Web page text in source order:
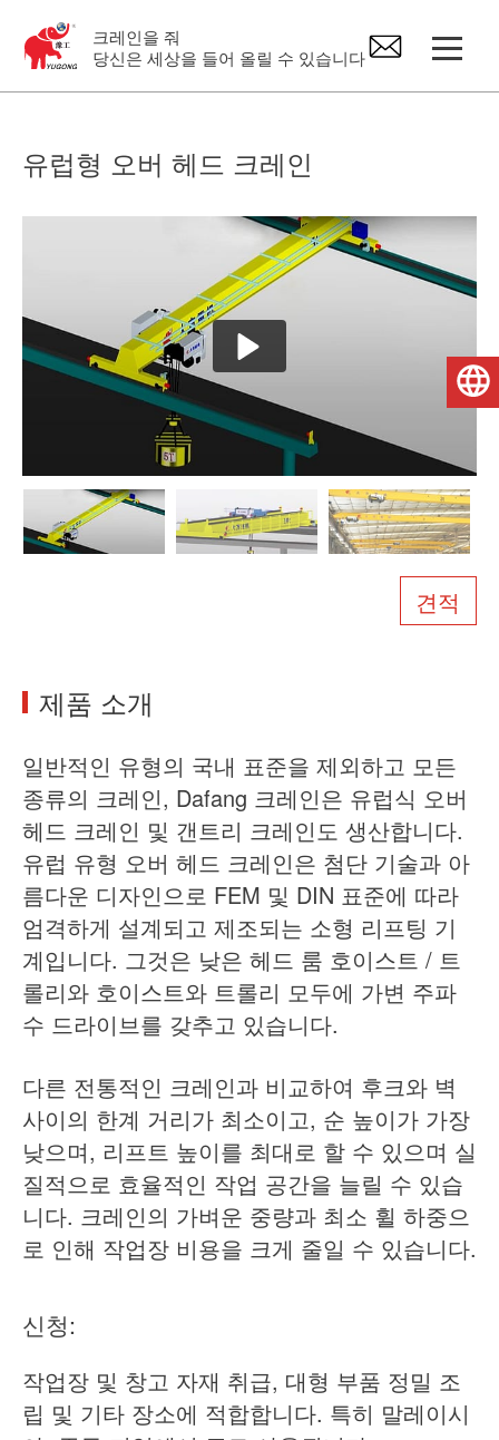
크레인을 줘
당신은 세상을 들어 올릴 수 있습니다
전기 호이스트
크레인 예비 부품
회사 소개
뉴스
유럽형 오버 헤드 크레인
견적
제품 소개
일반적인 유형의 국내 표준을 제외하고 모든
종류의 크레인, Dafang 크레인은 유럽식 오버
헤드 크레인 및 갠트리 크레인도 생산합니다.
유럽 유형 오버 헤드 크레인은 첨단 기술과 아
름다운 디자인으로 FEM 및 DIN 표준에 따라
엄격하게 설계되고 제조되는 소형 리프팅 기
계입니다. 그것은 낮은 헤드 룸 호이스트 / 트
롤리와 호이스트와 트롤리 모두에 가변 주파
수 드라이브를 갖추고 있습니다.
다른 전통적인 크레인과 비교하여 후크와 벽
사이의 한계 거리가 최소이고, 순 높이가 가장
낮으며, 리프트 높이를 최대로 할 수 있으며 실
질적으로 효율적인 작업 공간을 늘릴 수 있습
니다. 크레인의 가벼운 중량과 최소 휠 하중으
로 인해 작업장 비용을 크게 줄일 수 있습니다.
신청:
작업장 및 창고 자재 취급, 대형 부품 정밀 조
립 및 기타 장소에 적합합니다. 특히 말레이시
한국어